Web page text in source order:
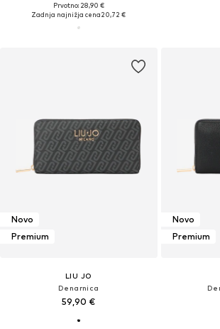
Prvotno: 28,90 €
Zadnja najnižja cena20,72 €
Novo
Premium
LIU JO
Denarnica
59,90 €
Novo
Premium